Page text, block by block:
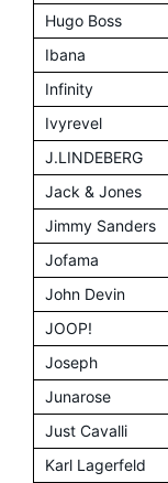
Hugo Boss
Ibana
Infinity
Ivyrevel
J.LINDEBERG
Jack & Jones
Jimmy Sanders
Jofama
John Devin
JOOP!
Joseph
Junarose
Just Cavalli
Karl Lagerfeld